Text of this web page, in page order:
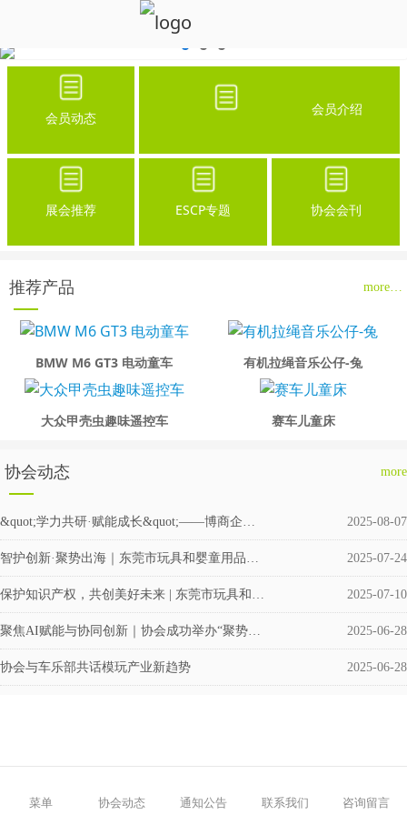
会员动态
会员介绍
展会推荐 ESCP专题 协会会刊
推荐产品 more…
BMW M6 GT3 电动童车 有机拉绳音乐公仔-兔
大众甲壳虫趣味遥控车 赛车儿童床
协会动态 more
&quot;学力共研·赋能成长&quot;——博商企业交流会圆满举行 2025-08-07
智护创新·聚势出海｜东莞市玩具和婴童用品企业涉外知识产权交流会成功举办 2025-07-24
保护知识产权，共创美好未来 | 东莞市玩具和婴童用品协会积极筹备成立维权援助工作站 2025-07-10
聚焦AI赋能与协同创新｜协会成功举办“聚势·共赢”企业交流活动 2025-06-28
协会与车乐部共话模玩产业新趋势 2025-06-28
菜单 协会动态 通知公告 联系我们 咨询留言